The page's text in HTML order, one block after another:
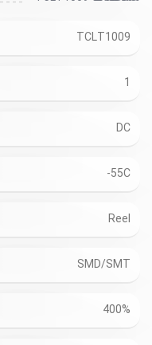
TCLT1009
1
DC
-55C
Reel
SMD/SMT
400%